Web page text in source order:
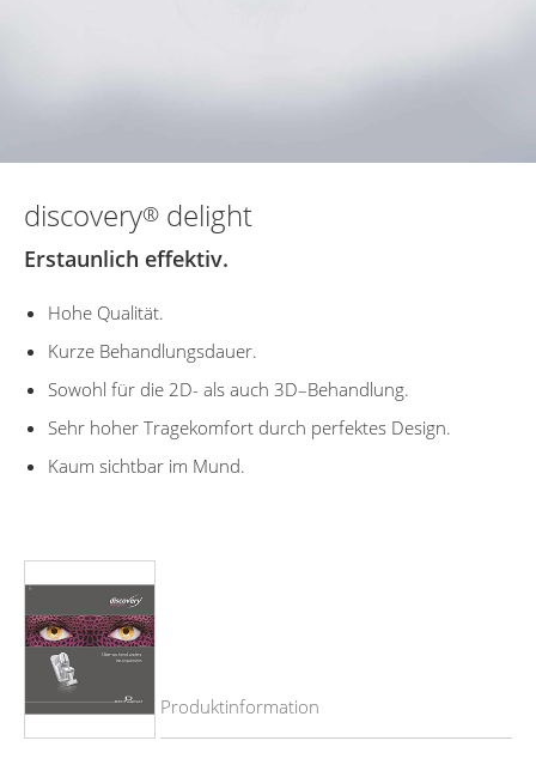
discovery® delight
Erstaunlich effektiv.
Hohe Qualität.
Kurze Behandlungsdauer.
Sowohl für die 2D- als auch 3D–Behandlung.
Sehr hoher Tragekomfort durch perfektes Design.
Kaum sichtbar im Mund.
Produktinformation